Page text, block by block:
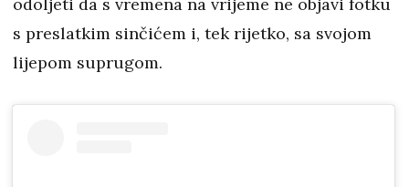
odoljeti da s vremena na vrijeme ne objavi fotku
s preslatkim sinčićem i, tek rijetko, sa svojom
lijepom suprugom.